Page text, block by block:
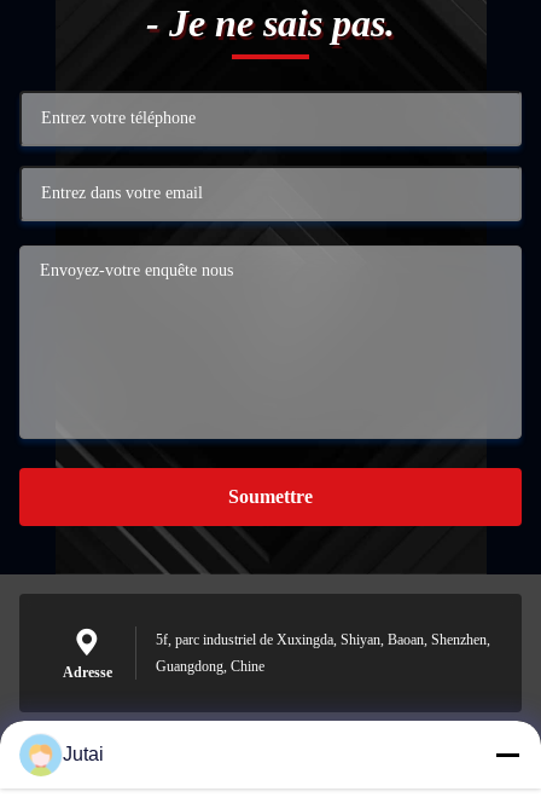
- Je ne sais pas.
Soumettre
Adresse
5f, parc industriel de Xuxingda, Shiyan, Baoan, Shenzhen,
Guangdong, Chine
jutaisales18@gmail.com
Jutai